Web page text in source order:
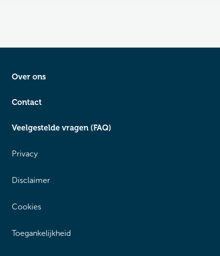
Over ons
Contact
Veelgestelde vragen (FAQ)
Privacy
Disclaimer
Cookies
Toegankelijkheid